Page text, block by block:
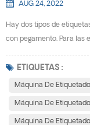
AUG 24, 2022
Hay dos tipos de
con pegamento. Para las
(material compuesto con
parte posterior y un
ETIQUETAS :
Máquina De
Máquina De
Máquina De